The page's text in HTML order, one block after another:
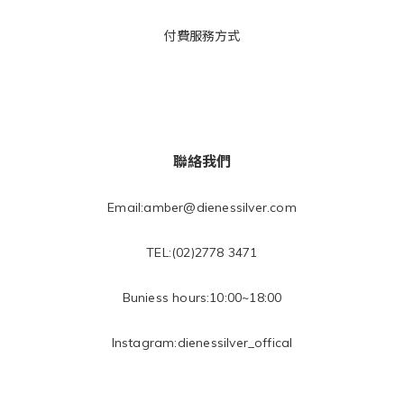
付費服務方式
聯絡我們
Email:amber@dienessilver.com
TEL:(02)2778 3471
Buniess hours:10:00~18:00
Instagram:dienessilver_offical